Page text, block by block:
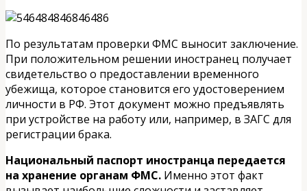
По результатам проверки ФМС выносит заключение.
При положительном решении иностранец получает
свидетельство о предоставлении временного
убежища, которое становится его удостоверением
личности в РФ. Этот документ можно предъявлять
при устройстве на работу или, например, в ЗАГС для
регистрации брака.
Национальный паспорт иностранца передается
на хранение органам ФМС. Именно этот факт